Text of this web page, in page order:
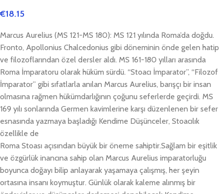
€18.15
Marcus Aurelius (MS 121-MS 180): MS 121 yılında Roma’da doğdu.
Fronto, Apollonius Chalcedonius gibi döneminin önde gelen hatip
ve filozoflarından özel dersler aldı. MS 161-180 yılları arasında
Roma İmparatoru olarak hüküm sürdü. “Stoacı İmparator”, “Filozof
İmparator” gibi sıfatlarla anılan Marcus Aurelius, barışçı bir insan
olmasına rağmen hükümdarlığının çoğunu seferlerde geçirdi. MS
169 yılı sonlarında Germen kavimlerine karşı düzenlenen bir sefer
esnasında yazmaya başladığı Kendime Düşünceler, Stoacılık
özellikle de
Roma Stoası açısından büyük bir öneme sahiptir.Sağlam bir eşitlik
ve özgürlük inancına sahip olan Marcus Aurelius imparatorluğu
boyunca doğayı bilip anlayarak yaşamaya çalışmış, her şeyin
ortasına insanı koymuştur. Günlük olarak kaleme alınmış bir